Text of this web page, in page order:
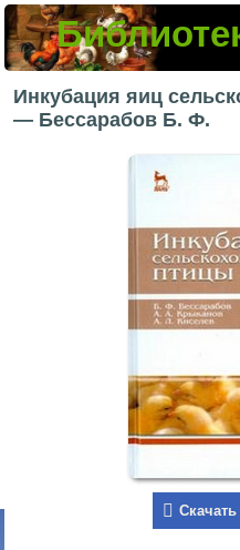
Инкубация яиц
— Бессарабов Б. Ф.
Скачать